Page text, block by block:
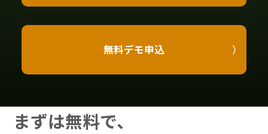
無料デモ申込
まずは無料で、